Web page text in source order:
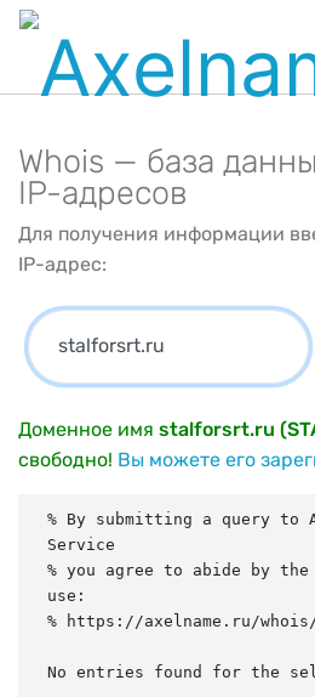
Whois — база
IP-адресов
Для получения информации
IP-адрес:
Доменное имя stalforsrt.ru
свободно! Вы можете его
% By submitting a query to
Service
% you agree to abide by
use:
% https://axelname.ru/
No entries found for the